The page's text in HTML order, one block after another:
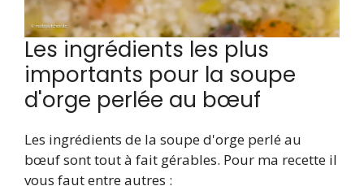
Les ingrédients les plus
importants pour la soupe
d'orge perlée au bœuf
Les ingrédients de la soupe d'orge perlé au
bœuf sont tout à fait gérables. Pour ma recette il
vous faut entre autres :